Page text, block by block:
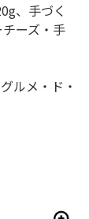
、手づく
ーズ・手
ルメ・ド・